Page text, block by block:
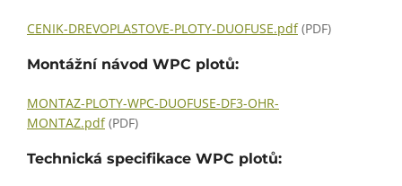
CENIK-DREVOPLASTOVE-PLOTY-DUOFUSE.pdf(PDF)
Montážní návod WPC plotů:
MONTAZ-PLOTY-WPC-DUOFUSE-DF3-OHR-
MONTAZ.pdf(PDF)
Technická specifikace WPC plotů: